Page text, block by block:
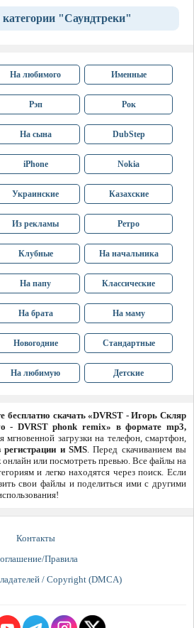
"Саундтреки"
На любимого Именные
Рэп Рок
На сына DubStep
iPhone Nokia
Украинские Казахские
Из рекламы Ретро
Клубные На начальника
На папу Классические
На брата На маму
Новогодние Стандартные
На любимую Детские
бесплатно скачать «DVRST - Игорь Скляр
- DVRST phonk remix» в формате mp3,
мгновенной загрузки на телефон, смартфон,
регистрации и SMS. Перед скачиванием вы
или посмотреть превью. Все файлы на
и легко находятся через поиск. Если
свои файлы и поделиться ими с другими
Контакты
Правила
/ Copyright (DMCA)